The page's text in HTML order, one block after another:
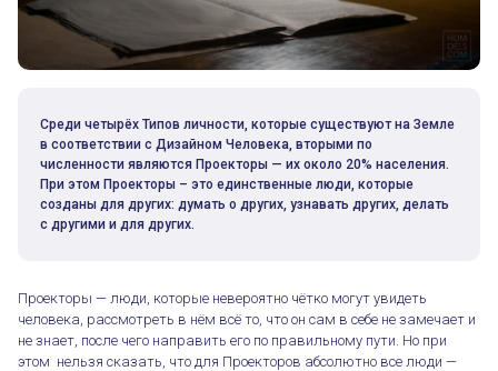
Среди четырёх Типов личности, которые существуют на Земле
в соответствии с Дизайном Человека, вторыми по
численности являются Проекторы — их около 20% населения.
При этом Проекторы – это единственные люди, которые
созданы для других: думать о других, узнавать других, делать
с другими и для других.
Проекторы — люди, которые невероятно чётко могут увидеть
человека, рассмотреть в нём всё то, что он сам в себе не замечает и
не знает, после чего направить его по правильному пути. Но при
этом нельзя сказать, что для Проекторов абсолютно все люди —